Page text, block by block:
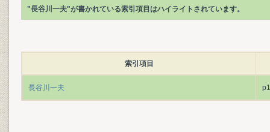
"長谷川一夫"が書かれている索引項目はハイライトされています。
索引項目
長谷川一夫